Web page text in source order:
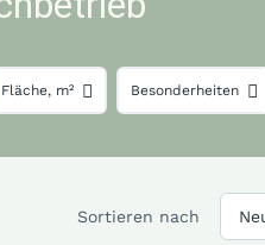
Fläche, m² Besonderheiten
Sortieren nach